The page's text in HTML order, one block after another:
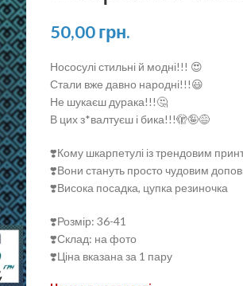
50,00грн.
Нососулі стильні й модні!!! 😍
Стали вже давно народні!!!😃
Не шукаєш дурака!!!🤔
В цих з*валтуєш і бика!!!🫣🤪😅
❣️Кому шкарпетулі із трендовим
❣️Вони стануть просто чудовим
❣️Висока посадка, цупка резиночка
❣️Розмір: 36-41
❣️Склад: на фото
❣️Ціна вказана за 1 пару